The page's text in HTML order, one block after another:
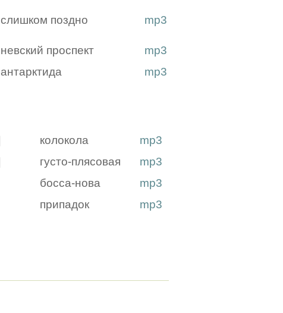
слишком поздно mp3
невский проспект
mp3
антарктида mp3
колокола
mp3
густо-плясовая
mp3
босса-нова
mp3
припадок mp3